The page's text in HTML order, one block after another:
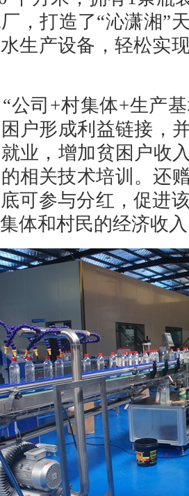
，打造了“沁潇湘”
生产设备，轻松实
公司+村集体+生产
户形成利益链接，
业，增加贫困户收
相关技术培训。还
可参与分红，促进
体和村民的经济收